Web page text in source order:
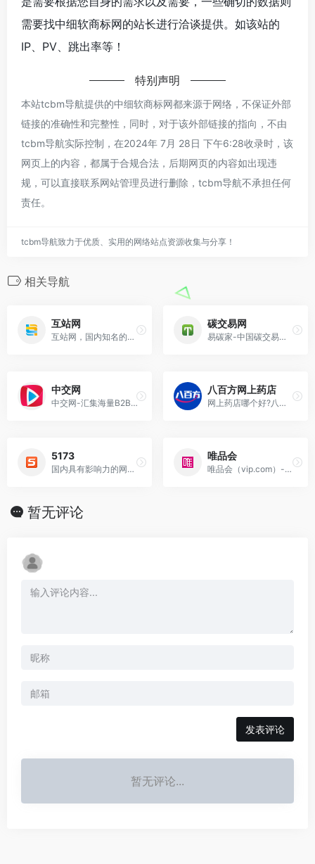
需要找中细软商标网的站长进行洽谈提供。如该站的
IP、PV、跳出率等！
特别声明
本站tcbm导航提供的中细软商标网都来源于网络，不保证外部
链接的准确性和完整性，同时，对于该外部链接的指向，不由
tcbm导航实际控制，在2024年 7月 28日 下午6:28收录时，该
网页上的内容，都属于合规合法，后期网页的内容如出现违
规，可以直接联系网站管理员进行删除，tcbm导航不承担任何
责任。
tcbm导航致力于优质、实用的网络站点资源收集与分享！
相关导航
互站网
互站网，国内知名的站长交易服务中心；网站交易、源码交易、域名交易、链接交易、广告买卖、建站美工任务；安全快捷的站长交易、出售、求购、交流分享平台。
碳交易网
易碳家-中国碳交易网官方门户网站为履约期的控排企业、中介经纪机构提供国际内外碳市场行情走势以及债券期货、碳信托基金等金融衍生品、公司内部节能低碳排放体系怎么建设
中交网
中交网-汇集海量B2B企业供求信息平台，免费提供厂商企业的供求，报价，采购，工商信用，行业地区名录等B2B产品信息，快速注册，一键发布，就上制造交易网。
八百方网上药店
网上药店哪个好?八百方网上药店-全国网上买药的正规网站，网上药店提供覆盖中西药品、营养保健、医疗器械、医疗辅料等品类范围的销售服务，八百方网上药店是您网上购买药
5173
国内具有影响力的网络游戏交易平台，提供手游交易、装备交易、游戏帐号交易、游戏币交易、游戏金币交易、点卡、游戏点券交易、游戏元宝交易、各类激活码交易、游戏材料交易
唯品会
唯品会（vip.com）-盛夏爽购节
暂无评论
发表评论
暂无评论...